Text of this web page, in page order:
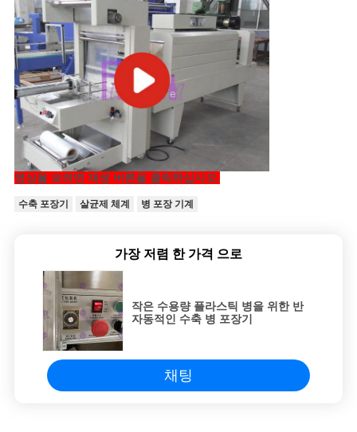
정
책
영상을 보려면 재생 버튼을 클릭하십시오.
수축 포장기 살균제 체계 병 포장 기계
가장 저렴 한 가격 으로
작은 수용량 플라스틱 병을 위한 반
자동적인 수축 병 포장기
채팅